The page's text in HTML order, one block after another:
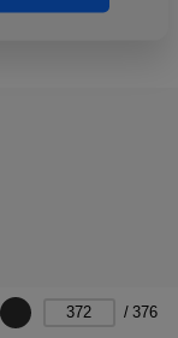
/ 376